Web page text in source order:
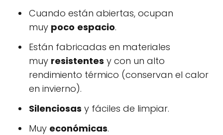
Cuando están abiertas, ocupan
muy poco espacio.
Están fabricadas en materiales
muy resistentes y con un alto
rendimiento térmico (conservan el calor
en invierno).
Silenciosas y fáciles de limpiar.
Muy económicas.